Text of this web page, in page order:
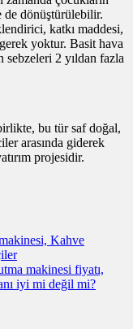
dönüştürülebilir.
katkı maddesi,
yoktur. Basit hava
2 yıldan fazla
bu tür saf doğal,
arasında giderek
projesidir.
Kahve
makinesi fiyatı,
iyi mi değil mi?